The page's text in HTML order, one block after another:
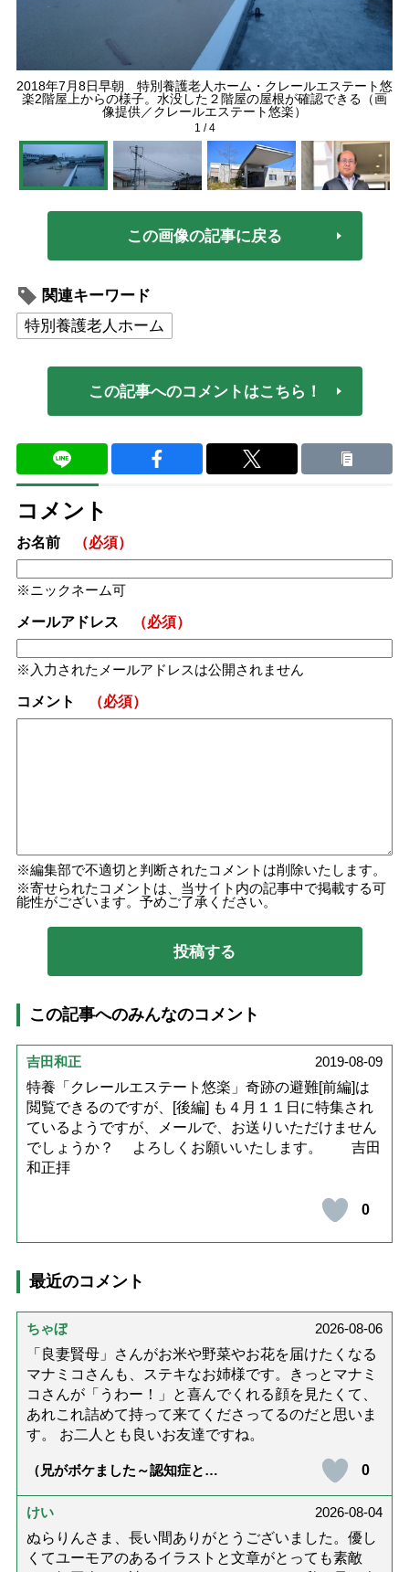
2018年7月8日早朝 特別養護老人ホーム・クレールエステート悠
楽2階屋上からの様子。水没した２階屋の屋根が確認できる（画
像提供／クレールエステート悠楽）
1 /4
この画像の記事に戻る
関連キーワード
特別養護老人ホーム
この記事へのコメントはこちら！
コメント
お名前 （必須）
ニックネーム可
メールアドレス （必須）
入力されたメールアドレスは公開されません
コメント （必須）
編集部で不適切と判断されたコメントは削除いたします。
寄せられたコメントは、当サイト内の記事中で掲載する可
能性がございます。予めご了承ください。
この記事へのみんなのコメント
吉田和正
2019-08-09
特養「クレールエステート悠楽」奇跡の避難[前編]は
閲覧できるのですが、[後編] も４月１１日に特集され
ているようですが、メールで、お送りいただけません
でしょうか？ よろしくお願いいたします。 吉田
和正拝
0
最近のコメント
ちゃぼ
2026-08-06
「良妻賢母」さんがお米や野菜やお花を届けたくなる
マナミコさんも、ステキなお姉様です。きっとマナミ
コさんが「うわー！」と喜んでくれる顔を見たくて、
あれこれ詰めて持って来てくださってるのだと思いま
す。 お二人とも良いお友達ですね。
（兄がボケました～認知症と介
達』が届きました」）
0
けい
2026-08-04
ぬらりんさま、長い間ありがとうございました。優し
くてユーモアのあるイラストと文章がとっても素敵